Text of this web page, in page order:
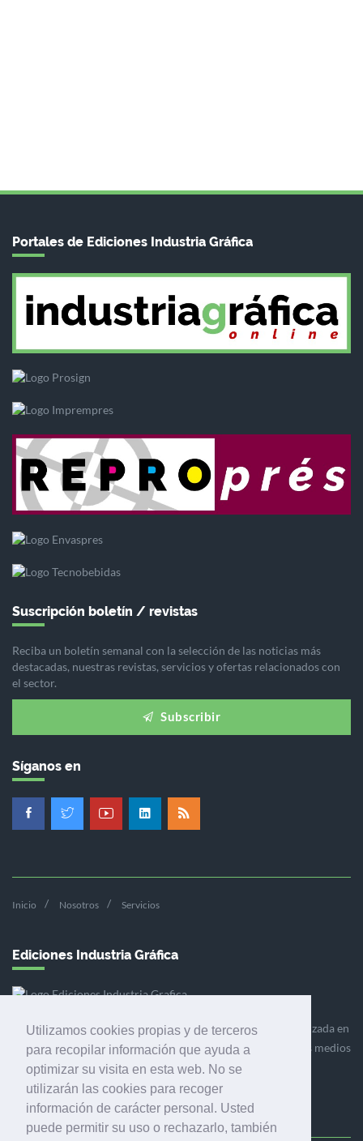
Utilizamos cookies propias y de terceros
para recopilar información que ayuda a
optimizar su visita en esta web. No se
utilizarán las cookies para recoger
información de carácter personal. Usted
puede permitir su uso o rechazarlo, también
Portales de Ediciones Industria Gráfica
Suscripción boletín / revistas
Reciba un boletín semanal con la selección de las noticias más
destacadas, nuestras revistas, servicios y ofertas relacionados con
el sector.
Subscribir
Síganos en
Inicio Nosotros Servicios
Ediciones Industria Gráfica
Ediciones Industria Gráfica es una empresa editora especializada en
el mercado de la comunicación gráfica que engloba diversos medios
profesionales especializados en el mercado gráfico, la
comunicación visual y el envasado.